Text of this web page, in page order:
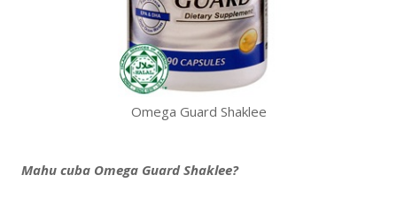
Omega Guard Shaklee
Mahu cuba Omega Guard Shaklee?